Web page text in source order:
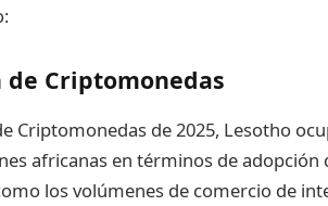
Criptomonedas
Criptomonedas de 2025, Lesotho
africanas en términos de
los volúmenes de comercio de